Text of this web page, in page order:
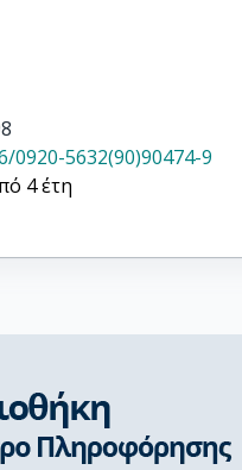
0920-5632(90)90474-9
4 έτη